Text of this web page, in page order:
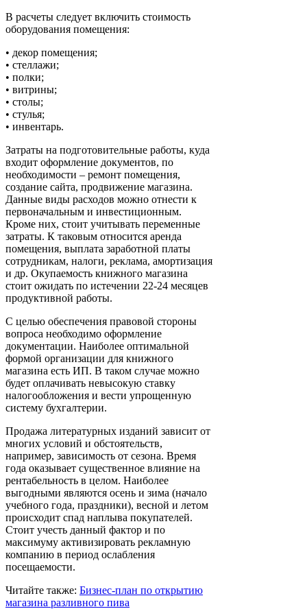
В расчеты следует включить стоимость
оборудования помещения:
• декор помещения;
• стеллажи;
• полки;
• витрины;
• столы;
• стулья;
• инвентарь.
Затраты на подготовительные работы, куда
входит оформление документов, по
необходимости – ремонт помещения,
создание сайта, продвижение магазина.
Данные виды расходов можно отнести к
первоначальным и инвестиционным.
Кроме них, стоит учитывать переменные
затраты. К таковым относится аренда
помещения, выплата заработной платы
сотрудникам, налоги, реклама, амортизация
и др. Окупаемость книжного магазина
стоит ожидать по истечении 22-24 месяцев
продуктивной работы.
С целью обеспечения правовой стороны
вопроса необходимо оформление
документации. Наиболее оптимальной
формой организации для книжного
магазина есть ИП. В таком случае можно
будет оплачивать невысокую ставку
налогообложения и вести упрощенную
систему бухгалтерии.
Продажа литературных изданий зависит от
многих условий и обстоятельств,
например, зависимость от сезона. Время
года оказывает существенное влияние на
рентабельность в целом. Наиболее
выгодными являются осень и зима (начало
учебного года, праздники), весной и летом
происходит спад наплыва покупателей.
Стоит учесть данный фактор и по
максимуму активизировать рекламную
компанию в период ослабления
посещаемости.
Читайте также: Бизнес-план по открытию
магазина разливного пива